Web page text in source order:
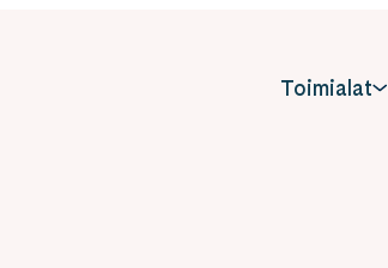
Toimialat